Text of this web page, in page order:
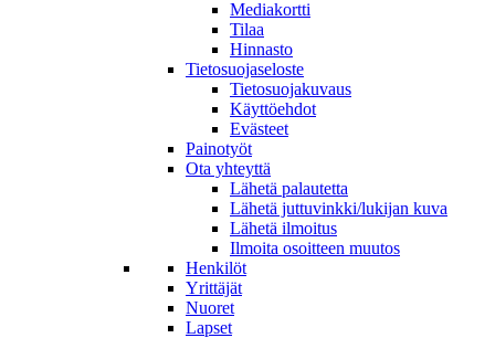
Mediakortti
Tilaa
Hinnasto
Tietosuojaseloste
Tietosuojakuvaus
Käyttöehdot
Evästeet
Painotyöt
Ota yhteyttä
Lähetä palautetta
Lähetä juttuvinkki/lukijan kuva
Lähetä ilmoitus
Ilmoita osoitteen muutos
Henkilöt
Yrittäjät
Nuoret
Lapset